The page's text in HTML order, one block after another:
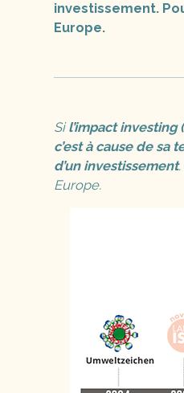
investissement.
Europe.
Sil’impact
c’est à cause de
d’un investissement
Europe.